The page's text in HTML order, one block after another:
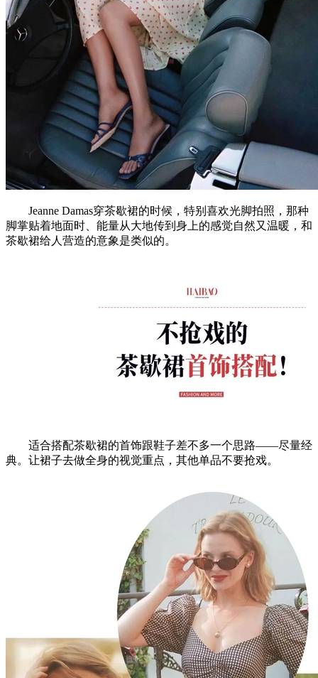
Jeanne Damas穿茶歇裙的时候，特别喜欢光脚拍照，那种
脚掌贴着地面时、能量从大地传到身上的感觉自然又温暖，和
茶歇裙给人营造的意象是类似的。
适合搭配茶歇裙的首饰跟鞋子差不多一个思路——尽量经
典。让裙子去做全身的视觉重点，其他单品不要抢戏。